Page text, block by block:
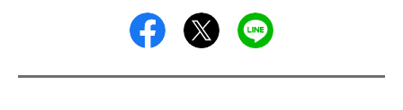
facebook